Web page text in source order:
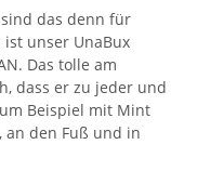
das denn für
ist unser UnaBux
Das tolle am
dass er zu jeder und
Beispiel mit Mint
an den Fuß und in